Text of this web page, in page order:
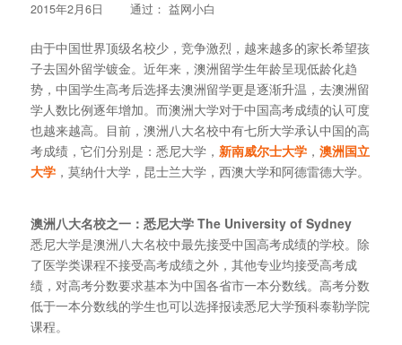
2015年2月6日 通过： 益网小白
由于中国世界顶级名校少，竞争激烈，越来越多的家长希望孩
子去国外留学镀金。近年来，澳洲留学生年龄呈现低龄化趋
势，中国学生高考后选择去澳洲留学更是逐渐升温，去澳洲留
学人数比例逐年增加。而澳洲大学对于中国高考成绩的认可度
也越来越高。目前，澳洲八大名校中有七所大学承认中国的高
考成绩，它们分别是：悉尼大学， 新南威尔士大学， 澳洲国立
大学，莫纳什大学，昆士兰大学，西澳大学和阿德雷德大学。
澳洲八大名校之一： 悉尼大学 The University of Sydney
悉尼大学是澳洲八大名校中最先接受中国高考成绩的学校。除
了医学类课程不接受高考成绩之外，其他专业均接受高考成
绩，对高考分数要求基本为中国各省市一本分数线。高考分数
低于一本分数线的学生也可以选择报读悉尼大学预科泰勒学院
课程。